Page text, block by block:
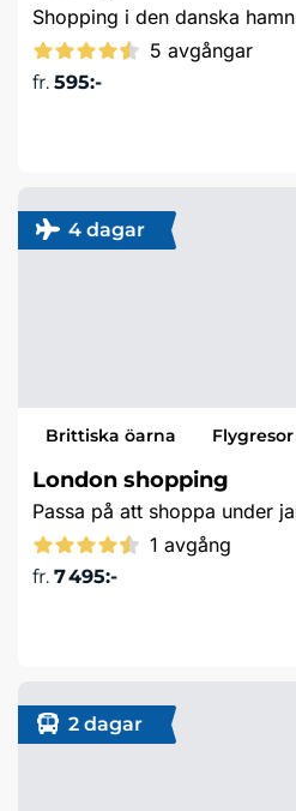
Shopping i den danska
5 avgångar
fr. 595:-
4 dagar
Brittiska öarna Flygresor
London shopping
Passa på att shoppa under
1 avgång
fr. 7 495:-
2 dagar